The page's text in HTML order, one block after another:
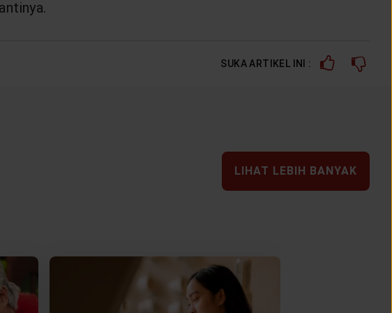
SUKA ARTIKEL INI :
LIHAT LEBIH BANYAK